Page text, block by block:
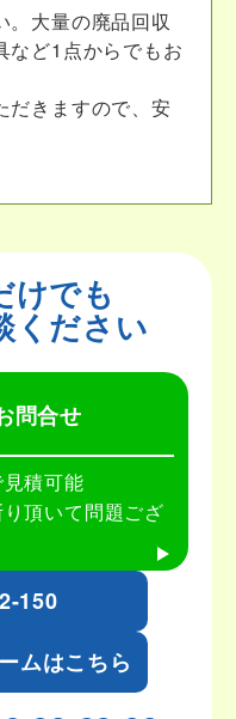
。大量の廃品回収
など1点からでもお
だきますので、安
けでも
ください
問合せ
積可能
頂いて問題ござ
150
ムはこちら